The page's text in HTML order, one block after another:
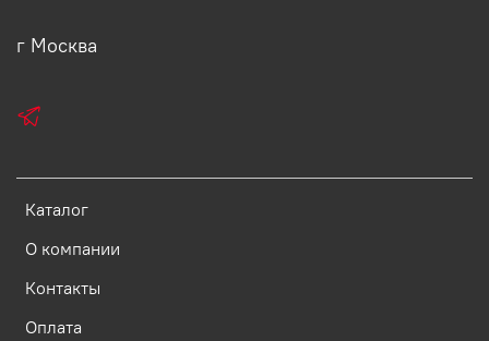
Каталог
О компании
Контакты
Оплата
г Москва